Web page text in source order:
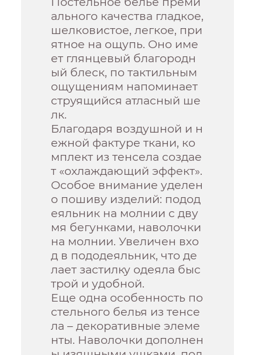
ального качества гладкое,
шелковистое, легкое, при
ятное на ощупь. Оно име
ет глянцевый благородн
ый блеск, по тактильным
ощущениям напоминает
струящийся атласный ше
лк.
Благодаря воздушной и н
ежной фактуре ткани, ко
мплект из тенсела создае
т «охлаждающий эффект».
Особое внимание уделен
о пошиву изделий: подод
еяльник на молнии с дву
мя бегунками, наволочки
на молнии. Увеличен вхо
д в пододеяльник, что де
лает застилку одеяла быс
трой и удобной.
Еще одна особенность по
стельного белья из тенсе
ла – декоративные элеме
нты. Наволочки дополнен